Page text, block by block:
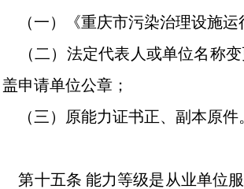
（一）《重庆市污染治理设施运
（二）法定代表人或单位名称
盖申请单位公章；
（三）原能力证书正、副本原件
第十五条 能力等级是从业单位